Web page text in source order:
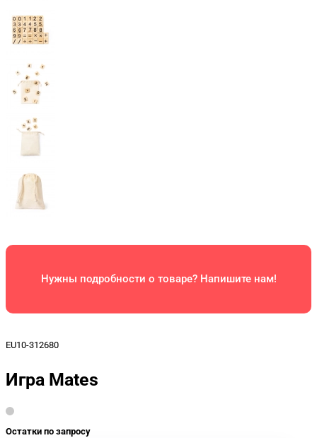
Нужны подробности о товаре? Напишите нам!
EU10-312680
Игра Mates
Остатки по запросу